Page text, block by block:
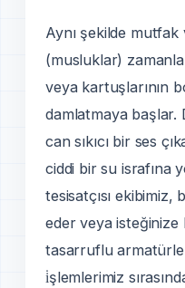
Aynı şekilde
(musluklar) zamanla
veya kartuşlarının
damlatmaya başlar.
can sıkıcı bir ses
ciddi bir su israfına
tesisatçısı ekibimiz,
eder veya isteğinize
tasarruflu
i̇şlemlerimiz